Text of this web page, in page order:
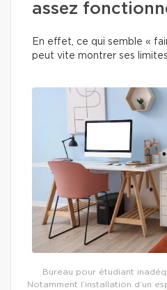
assez
En effet, ce qui semble «
peut vite montrer ses
Bureau pour étudiant
Notamment l’installation d’un